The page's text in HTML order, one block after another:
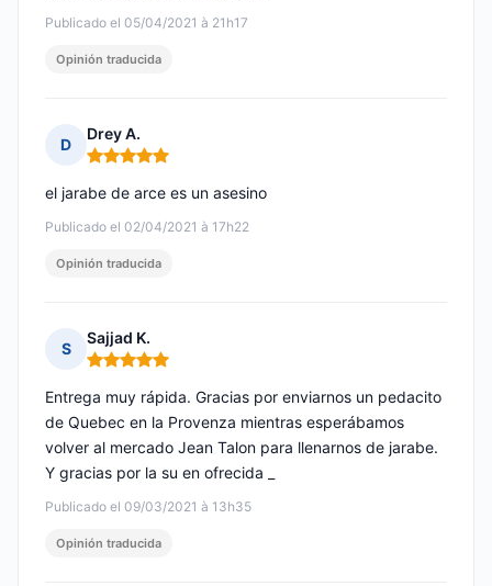
Publicado el 05/04/2021 à 21h17
Opinión traducida
D
Drey A.
Nota: 5 de 5
Publicado el 02/04/2021 à 17h22
el jarabe de arce es un asesino
Opinión traducida
S
Sajjad K.
Nota: 5 de 5
Publicado el 09/03/2021 à 13h35
Entrega muy rápida. Gracias por enviarnos un pedacito
de Quebec en la Provenza mientras esperábamos
volver al mercado Jean Talon para llenarnos de jarabe.
Y gracias por la su en ofrecida _
Opinión traducida